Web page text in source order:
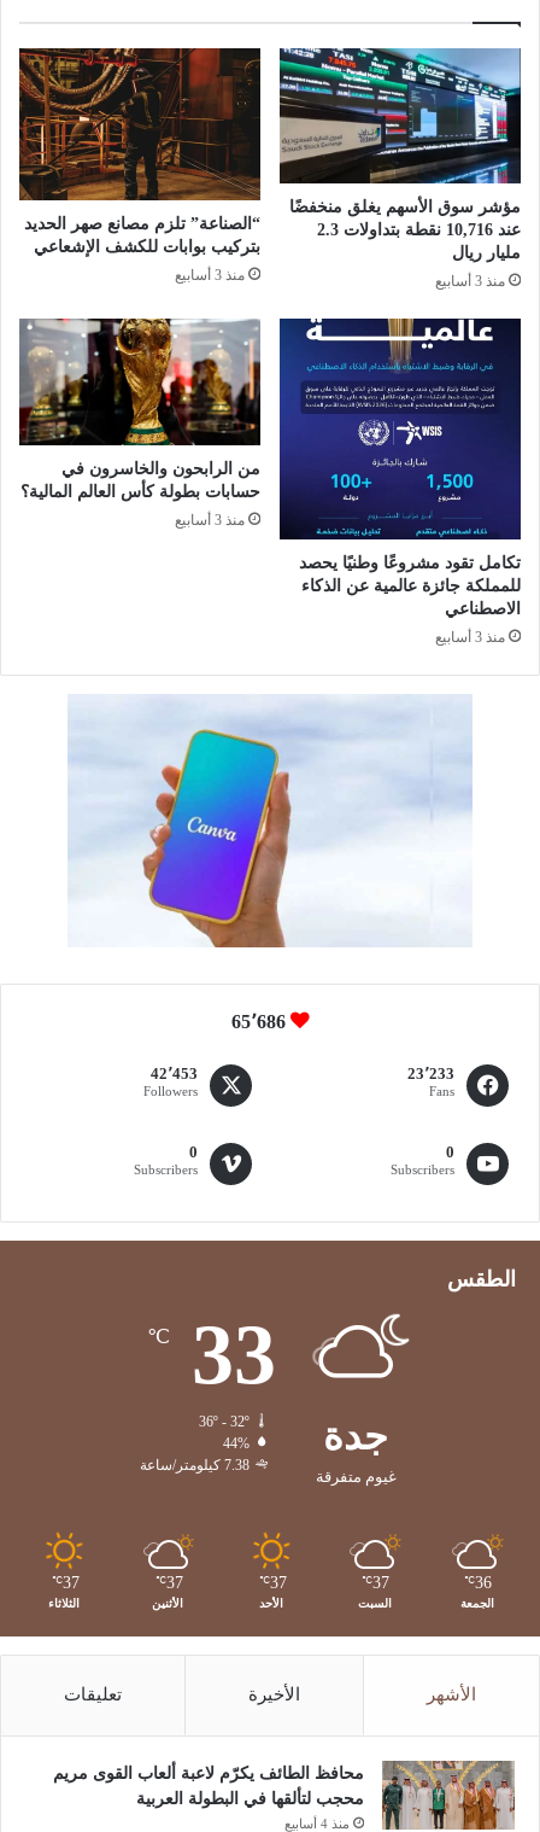
لع
ت
مؤشر سوق الأسهم يغلق منخفضًا
عند 10,716 نقطة بتداولات 2.3
مليار ريال
منذ 3 أسابيع
“الصناعة” تلزم مصانع صهر الحديد
بتركيب بوابات للكشف الإشعاعي
منذ 3 أسابيع
تكامل تقود مشروعًا وطنيًا يحصد
للمملكة جائزة عالمية عن الذكاء
الاصطناعي
منذ 3 أسابيع
من الرابحون والخاسرون في
حسابات بطولة كأس العالم المالية؟
منذ 3 أسابيع
65٬686
23٬233
Fans
42٬453
Followers
0
Subscribers
0
Subscribers
الطقس
جدة
غيوم متفرقة
33
℃
36º - 32º
44%
7.38 كيلومتر/ساعة
36
℃
الجمعة
37
℃
السبت
37
℃
الأحد
37
℃
الأثنين
37
℃
الثلاثاء
الأشهر الأخيرة تعليقات
محافظ الطائف يكرّم لاعبة ألعاب القوى مريم
محجب لتألقها في البطولة العربية
منذ 4 أسابيع